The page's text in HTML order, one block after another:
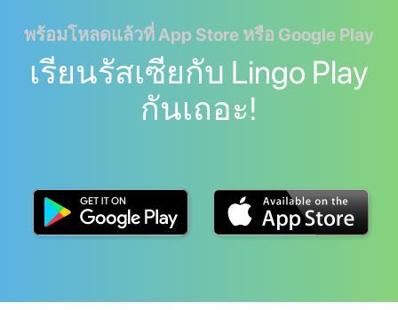
พร้อมโหลดแล้วที่ App Store หรือ Google Play
เรียนรัสเซียกับ Lingo Play
กันเถอะ!